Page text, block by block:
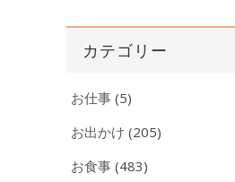
カ
カテゴリー
お仕事 (5)
お出かけ (205)
お食事 (483)